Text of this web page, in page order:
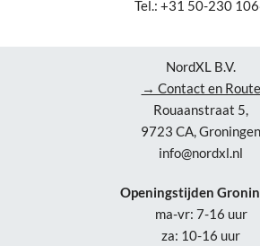
Tel.: +31 50-230
NordXL B.V.
→ Contact en Route
Rouaanstraat 5,
9723 CA, Groningen
info@nordxl.nl
Openingstijden
ma-vr: 7-16 uur
za: 10-16 uur